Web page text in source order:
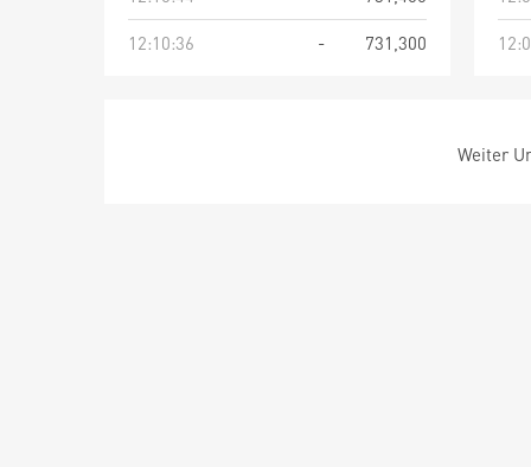
12:10:36
- 731,300
Weiter